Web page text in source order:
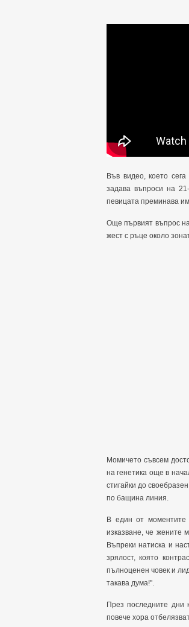
Във видео, което
задава въпроси на
певицата преминава
Още първият въпрос
жест с ръце около
Момичето съвсем
на генетика още в
стигайки до
по бащина линия.
В един от моментите
изказване, че жените
Въпреки натиска и
зрялост, която
пълноценен човек и
такава дума!".
През последните дни
повече хора